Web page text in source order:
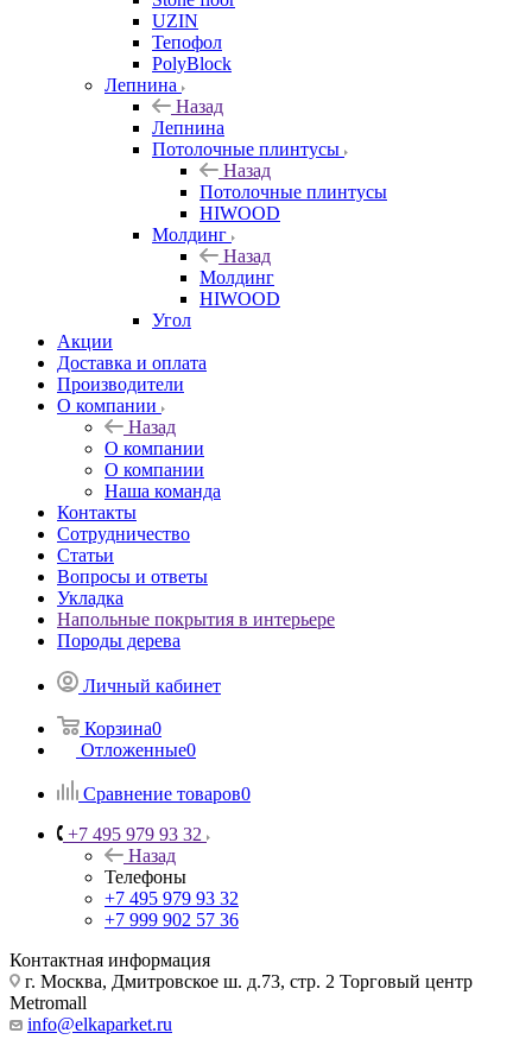
UZIN
Тепофол
PolyBlock
Лепнина
Назад
Лепнина
Потолочные плинтусы
Назад
Потолочные плинтусы
HIWOOD
Молдинг
Назад
Молдинг
HIWOOD
Угол
Акции
Доставка и оплата
Производители
О компании
Назад
О компании
О компании
Наша команда
Контакты
Сотрудничество
Статьи
Вопросы и ответы
Укладка
Напольные покрытия в интерьере
Породы дерева
Личный кабинет
Корзина0
Отложенные0
Сравнение товаров0
+7 495 979 93 32
Назад
Телефоны
+7 495 979 93 32
+7 999 902 57 36
Контактная информация
г. Москва, Дмитровское ш. д.73, стр. 2 Торговый центр
Metromall
info@elkaparket.ru